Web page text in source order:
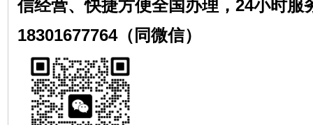
信经营、快捷方便全国办理，24小时服
18301677764（同微信）